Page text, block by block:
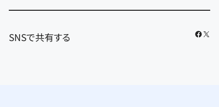
SNSで共有する X